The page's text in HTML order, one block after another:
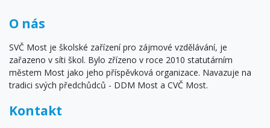
O nás
SVČ Most je školské zařízení pro zájmové vzdělávání, je
zařazeno v síti škol. Bylo zřízeno v roce 2010 statutárním
městem Most jako jeho příspěvková organizace. Navazuje na
tradici svých předchůdců - DDM Most a CVČ Most.
Kontakt